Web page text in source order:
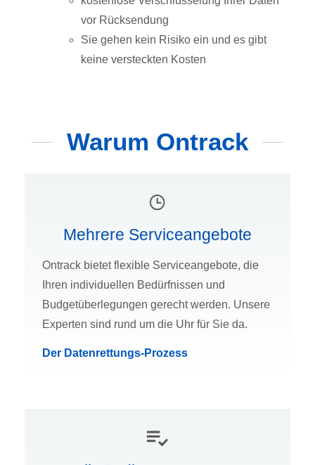
vor Rücksendung
Sie gehen kein Risiko ein und es gibt
keine versteckten Kosten
Warum Ontrack
Mehrere Serviceangebote
Ontrack bietet flexible Serviceangebote, die
Ihren individuellen Bedürfnissen und
Budgetüberlegungen gerecht werden. Unsere
Experten sind rund um die Uhr für Sie da.
Der Datenrettungs-Prozess